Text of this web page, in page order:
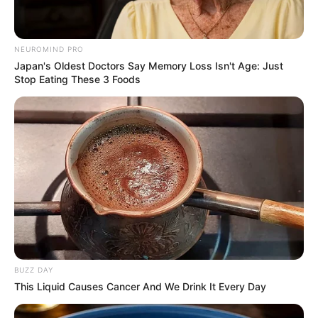
Japan's Greatest Doctors Say Memory Loss Isn't
Age: Just Stop Drinking These 3 Beverages
NEUROMIND PRO
Pick A Ring And Nail Shape To Reveal Your Darkest
เว็บไซต์นี้ใช้คุกกี้
เพื่อการนำเสนอเนื้อหาที่ดี รวมถึงการจัดการข้อมูลส่วนบุคคล เพื่อให้คุณได้รับ
ประสบการณ์ที่ดีบนบริการของเว็บไซต์เรา หากคุณใช้บริการเว็บไซต์นี้ต่อไปโดย
ไม่มีการปรับตั้งค่าใดๆนั้น แสดงว่าคุณยอมรับนโยบายคุกกี้และนโยบายส่วน
บุคคลของเรา
ยอมรับ เรียนรู้เพิ่มเติม
NEUROMIND PRO
Japan's Oldest Doctors Say Memory Loss Isn't Age: Just
Stop Eating These 3 Foods
BUZZ DAY
This Liquid Causes Cancer And We Drink It Every Day